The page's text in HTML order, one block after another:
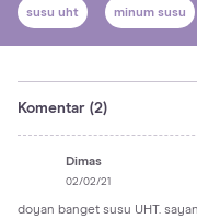
susu uht minum susu
Komentar (2)
Dimas
02/02/21
doyan banget susu UHT.